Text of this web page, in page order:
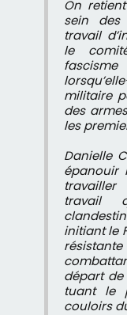
On
sein des
travail
le
militaire
des
les
Danielle
épanouir
travail
initiant le
départ
tuant le
couloirs